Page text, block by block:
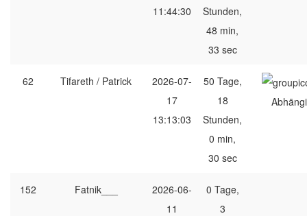
11:44:30
Stunden,
48 min,
33 sec
62 Tifareth / Patrick
2026-07-
17
13:13:03
50 Tage,
18
Stunden,
0 min,
30 sec
152 Fatnik___
2026-06-
11
0 Tage,
3